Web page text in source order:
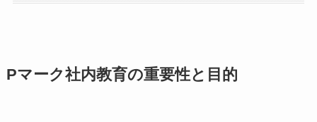
Pマーク社内教育の重要性と目的